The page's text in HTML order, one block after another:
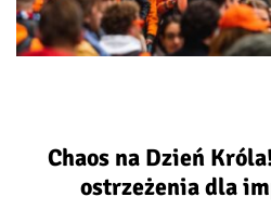
Chaos na Dzień
ostrzeżenia dla